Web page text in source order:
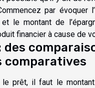
par évoquer
le montant de
financier à cause de
des
comparatives
le prêt, il faut le